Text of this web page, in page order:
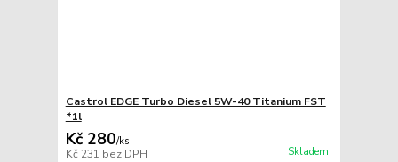
Castrol EDGE Turbo Diesel 5W-40 Titanium FST
*1l
Kč 280/ks
Kč 231 bez DPH Skladem